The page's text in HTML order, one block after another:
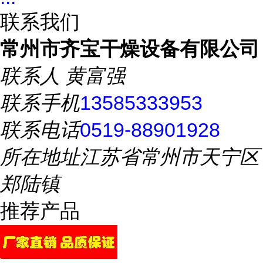
联系我们
常州市齐宝干燥设备有限公司
联系人 黄富强
联系手机13585333953
联系电话0519-88901928
所在地址江苏省常州市天宁区
郑陆镇
推荐产品